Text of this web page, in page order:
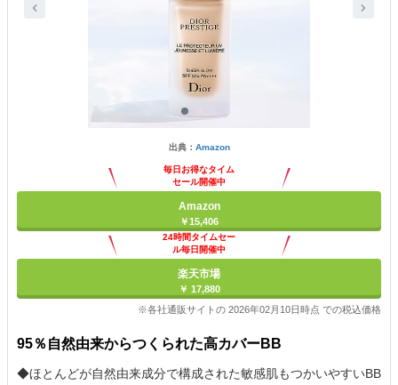
出典： Amazon
毎日お得なタイム
セール開催中
Amazon
￥15,406
24時間タイムセー
ル毎日開催中
楽天市場
￥ 17,880
※各社通販サイトの 2026年02月10日時点 での税込価格
95％自然由来からつくられた高カバーBB
◆ほとんどが自然由来成分で構成された敏感肌もつかいやすいBB